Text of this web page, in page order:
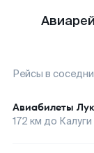
Рейсы в
Авиабилеты
172 км до Калуги